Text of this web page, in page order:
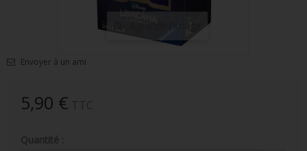
FIGURINES POP HARRY POTTER
FIGURINES POP STAR WARS
FIGURINES POP SEIGNEUR DES ANNEAUX
Envoyer à un ami
5,90 €